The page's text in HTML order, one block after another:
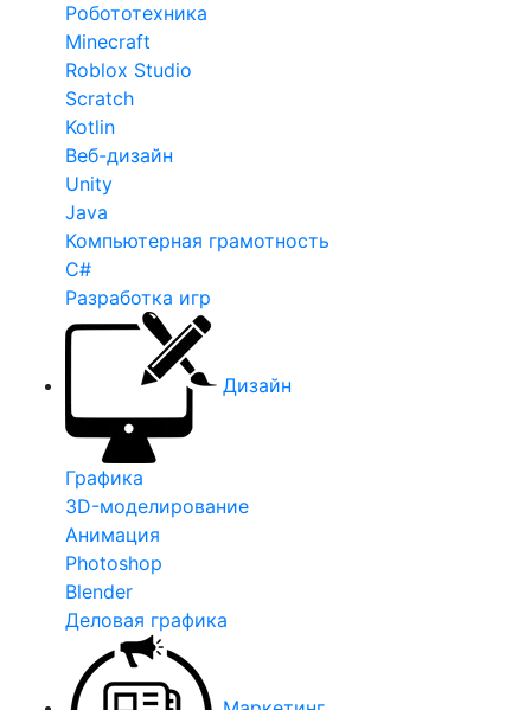
Робототехника
Minecraft
Roblox Studio
Scratch
Kotlin
Веб-дизайн
Unity
Java
Компьютерная грамотность
C#
Разработка игр
Дизайн
Графика
3D-моделирование
Анимация
Photoshop
Blender
Деловая графика